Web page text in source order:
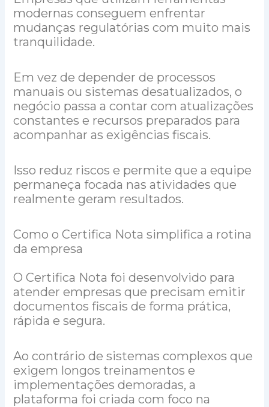
modernas conseguem enfrentar
mudanças regulatórias com muito mais
tranquilidade.
Em vez de depender de processos
manuais ou sistemas desatualizados, o
negócio passa a contar com atualizações
constantes e recursos preparados para
acompanhar as exigências fiscais.
Isso reduz riscos e permite que a equipe
permaneça focada nas atividades que
realmente geram resultados.
Como o Certifica Nota simplifica a rotina
da empresa
O Certifica Nota foi desenvolvido para
atender empresas que precisam emitir
documentos fiscais de forma prática,
rápida e segura.
Ao contrário de sistemas complexos que
exigem longos treinamentos e
implementações demoradas, a
plataforma foi criada com foco na